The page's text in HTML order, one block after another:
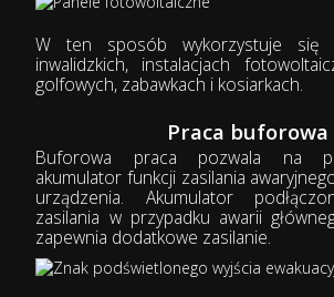
W ten sposób wykorzystuje się
inwalidzkich, instalacjach
golfowych, zabawkach i kosiarkach.
Praca buforowa
Buforowa praca pozwala na
akumulator funkcji zasilania
urządzenia. Akumulator
zasilania w przypadku awarii
zapewnia dodatkowe zasilanie.